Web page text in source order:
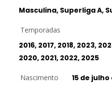
Masculina, Superliga A,
Temporadas
2016, 2017, 2018, 2023,
2020, 2021, 2022, 2025
Nascimento 15 de julho